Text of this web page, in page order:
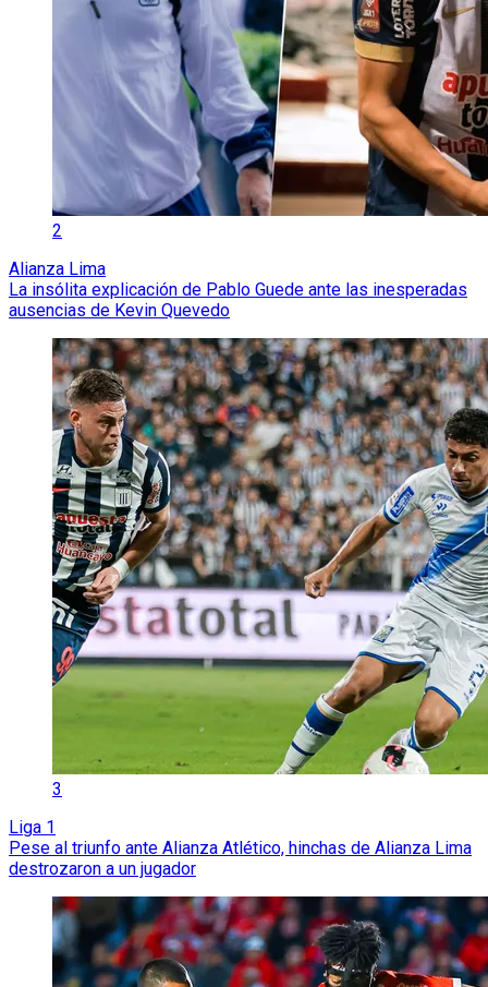
2
Alianza Lima
La insólita explicación de Pablo Guede ante las inesperadas
ausencias de Kevin Quevedo
3
Liga 1
Pese al triunfo ante Alianza Atlético, hinchas de Alianza Lima
destrozaron a un jugador